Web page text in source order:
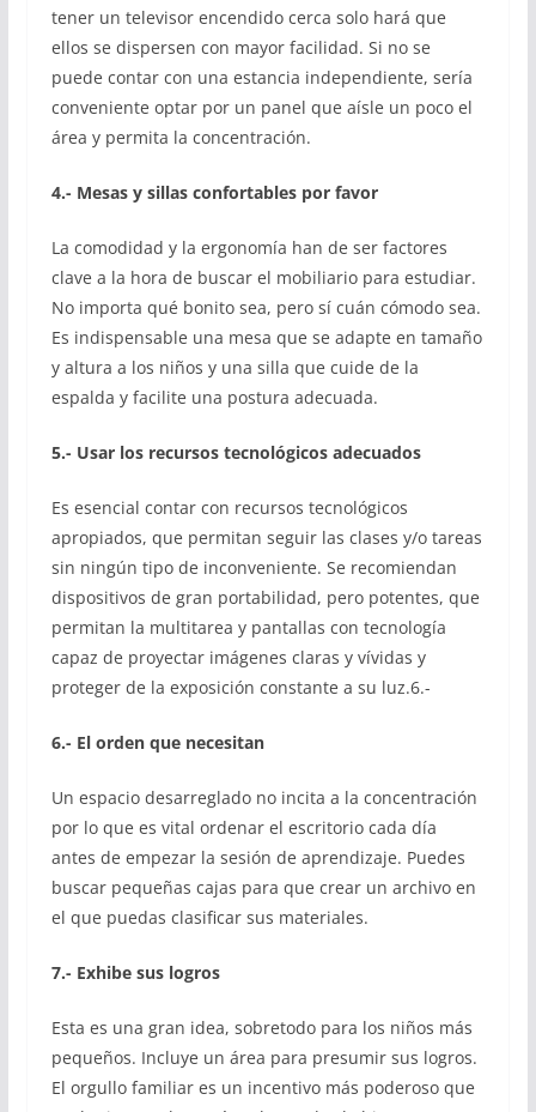
tener un televisor encendido cerca solo hará que
ellos se dispersen con mayor facilidad. Si no se
puede contar con una estancia independiente, sería
conveniente optar por un panel que aísle un poco el
área y permita la concentración.
4.- Mesas y sillas confortables por favor
La comodidad y la ergonomía han de ser factores
clave a la hora de buscar el mobiliario para estudiar.
No importa qué bonito sea, pero sí cuán cómodo sea.
Es indispensable una mesa que se adapte en tamaño
y altura a los niños y una silla que cuide de la
espalda y facilite una postura adecuada.
5.- Usar los recursos tecnológicos adecuados
Es esencial contar con recursos tecnológicos
apropiados, que permitan seguir las clases y/o tareas
sin ningún tipo de inconveniente. Se recomiendan
dispositivos de gran portabilidad, pero potentes, que
permitan la multitarea y pantallas con tecnología
capaz de proyectar imágenes claras y vívidas y
proteger de la exposición constante a su luz.6.-
6.- El orden que necesitan
Un espacio desarreglado no incita a la concentración
por lo que es vital ordenar el escritorio cada día
antes de empezar la sesión de aprendizaje. Puedes
buscar pequeñas cajas para que crear un archivo en
el que puedas clasificar sus materiales.
7.- Exhibe sus logros
Esta es una gran idea, sobretodo para los niños más
pequeños. Incluye un área para presumir sus logros.
El orgullo familiar es un incentivo más poderoso que